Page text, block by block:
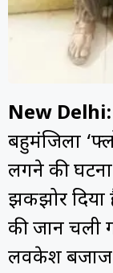
New Delhi:
बहुमंजिला
लगने की
झकझोर दिया
की जानें चली
लवकेश बजाज